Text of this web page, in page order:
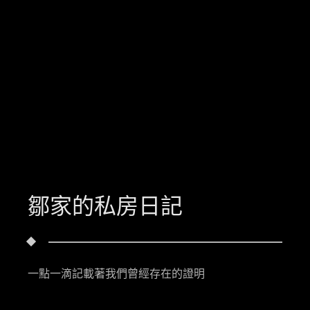
鄒家的私房日記
一點一滴記載著我們曾經存在的證明